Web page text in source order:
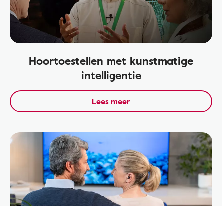
Hoortoestellen met kunstmatige
intelligentie
Lees meer